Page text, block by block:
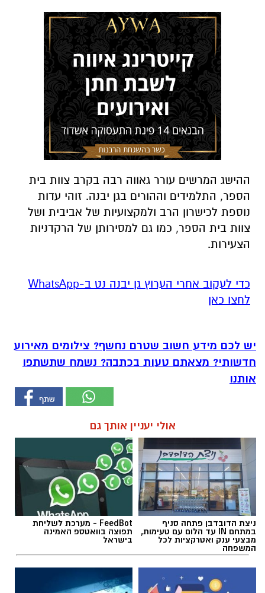
ההישג המרשים עורר גאווה רבה בקרב צוות בית
הספר, התלמידים וההורים בגן יבנה. זוהי עדות
נוספת לכישרון הרב ולמקצועיות של אביבית ושל
צוות בית הספר, כמו גם למסירותן של הרקדניות
הצעירות.
‏כדי לעקוב אחרי הערוץ גן יבנה נט ב-WhatsApp
לחצו כאן
יש לכם מידע חשוב שטרם נחשף? צילומים מאירוע
חדשותי? מצאתם טעות בכתבה? נשמח שתשתפו
אותנו
אולי יעניין אותך גם
ניצת הדובדבן פתחה סניף
במתחם IN עד הלום עם טעימות,
מבצעי ענק ואטרקציות לכל
המשפחה
FeedBot - מערכת לשליחת
תפוצה בוואטספ האמינה
בישראל